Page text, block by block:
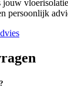
jouw
persoonlijk